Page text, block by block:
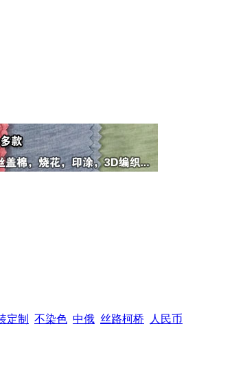
定制 不染色 中俄 丝路柯桥 人民币